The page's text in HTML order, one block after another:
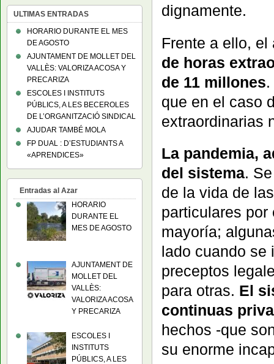
dignamente.
Frente a ello,
de horas
de 11 millones
que en el caso
extraordinarias
La pandemia,
del sistema.
de la vida de
particulares
mayoría;
lado cuando se
preceptos
para otras. El
continuas
hechos -que
su enorme
ULTIMAS ENTRADAS
HORARIO DURANTE EL MES
DE AGOSTO
AJUNTAMENT DE MOLLET DEL
VALLÈS: VALORIZA ACOSA Y
PRECARIZA
ESCOLES I INSTITUTS
PÚBLICS, A LES BECEROLES
DE L’ORGANITZACIÓ SINDICAL
AJUDAR TAMBÉ MOLA
FP DUAL : D’ESTUDIANTS A
«APRENDICES»
Entradas al Azar
HORARIO
DURANTE EL
MES DE AGOSTO
AJUNTAMENT DE
MOLLET DEL
VALLÈS:
VALORIZA ACOSA
Y PRECARIZA
ESCOLES I
INSTITUTS
PÚBLICS, A LES